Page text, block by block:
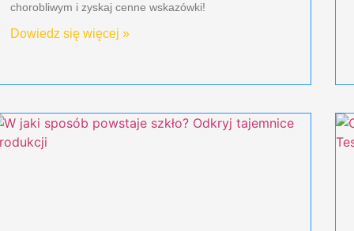
chorobliwym i zyskaj cenne wskazówki!
Dowiedz się więcej »